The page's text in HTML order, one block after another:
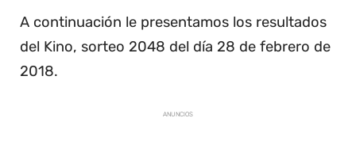
A continuación le presentamos los resultados
del Kino, sorteo 2048 del día 28 de febrero de
2018.
ANUNCIOS